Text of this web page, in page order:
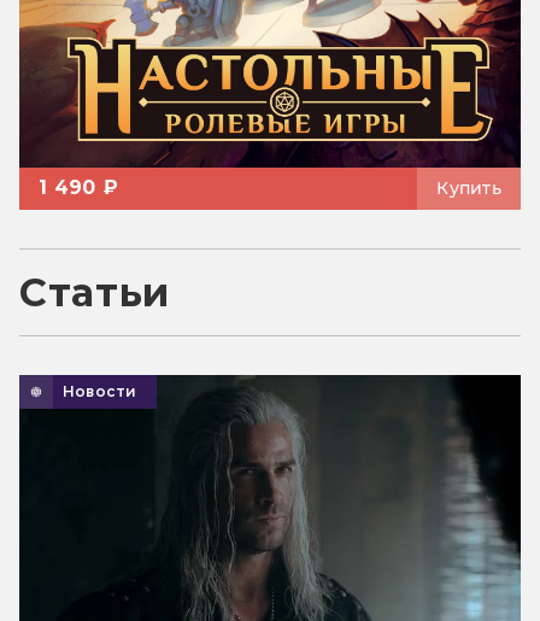
1 490 ₽ Купить
Статьи
Новости